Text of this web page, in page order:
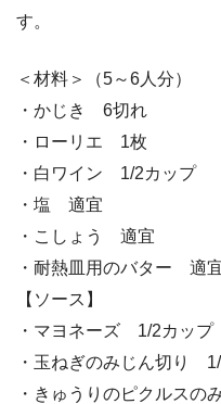
す。
＜材料＞（5～6人分）
・かじき 6切れ
・ローリエ 1枚
・白ワイン 1/2カップ
・塩 適宜
・こしょう 適宜
・耐熱皿用のバター 適
【ソース】
・マヨネーズ 1/2カップ
・玉ねぎのみじん切り
・きゅうりのピクルス